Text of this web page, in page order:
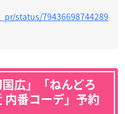
status/79436698744289
国広」「ねんどろ
内番コーデ」予約